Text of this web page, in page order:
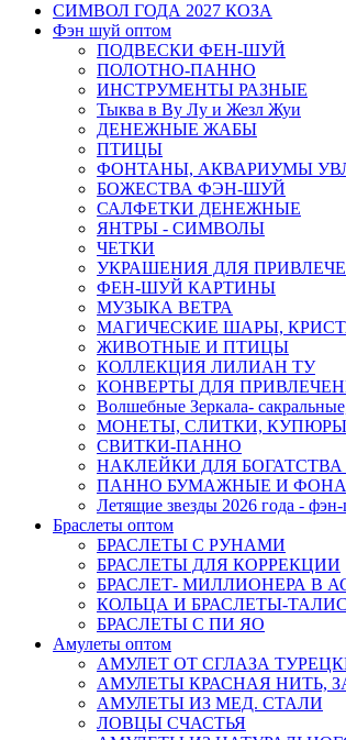
СИМВОЛ ГОДА 2027 КОЗА
Фэн шуй оптом
ПОДВЕСКИ ФЕН-ШУЙ
ПОЛОТНО-ПАННО
ИНСТРУМЕНТЫ РАЗНЫЕ
Тыква в Ву Лу и Жезл Жуи
ДЕНЕЖНЫЕ ЖАБЫ
ПТИЦЫ
ФОНТАНЫ, АКВАРИУМЫ
БОЖЕСТВА ФЭН-ШУЙ
САЛФЕТКИ ДЕНЕЖНЫЕ
ЯНТРЫ - СИМВОЛЫ
ЧЕТКИ
УКРАШЕНИЯ ДЛЯ
ФЕН-ШУЙ КАРТИНЫ
МУЗЫКА ВЕТРА
МАГИЧЕСКИЕ ШАРЫ,
ЖИВОТНЫЕ И ПТИЦЫ
КОЛЛЕКЦИЯ ЛИЛИАН ТУ
КОНВЕРТЫ ДЛЯ
Волшебные Зеркала-
МОНЕТЫ, СЛИТКИ, КУПЮРЫ
СВИТКИ-ПАННО
НАКЛЕЙКИ ДЛЯ
ПАННО БУМАЖНЫЕ И
Летящие звезды 2026 года -
Браслеты оптом
БРАСЛЕТЫ С РУНАМИ
БРАСЛЕТЫ ДЛЯ КОРРЕКЦИИ
БРАСЛЕТ- МИЛЛИОНЕРА В
КОЛЬЦА И БРАСЛЕТЫ-
БРАСЛЕТЫ С ПИ ЯО
Амулеты оптом
АМУЛЕТ ОТ СГЛАЗА
АМУЛЕТЫ КРАСНАЯ
АМУЛЕТЫ ИЗ МЕД. СТАЛИ
ЛОВЦЫ СЧАСТЬЯ